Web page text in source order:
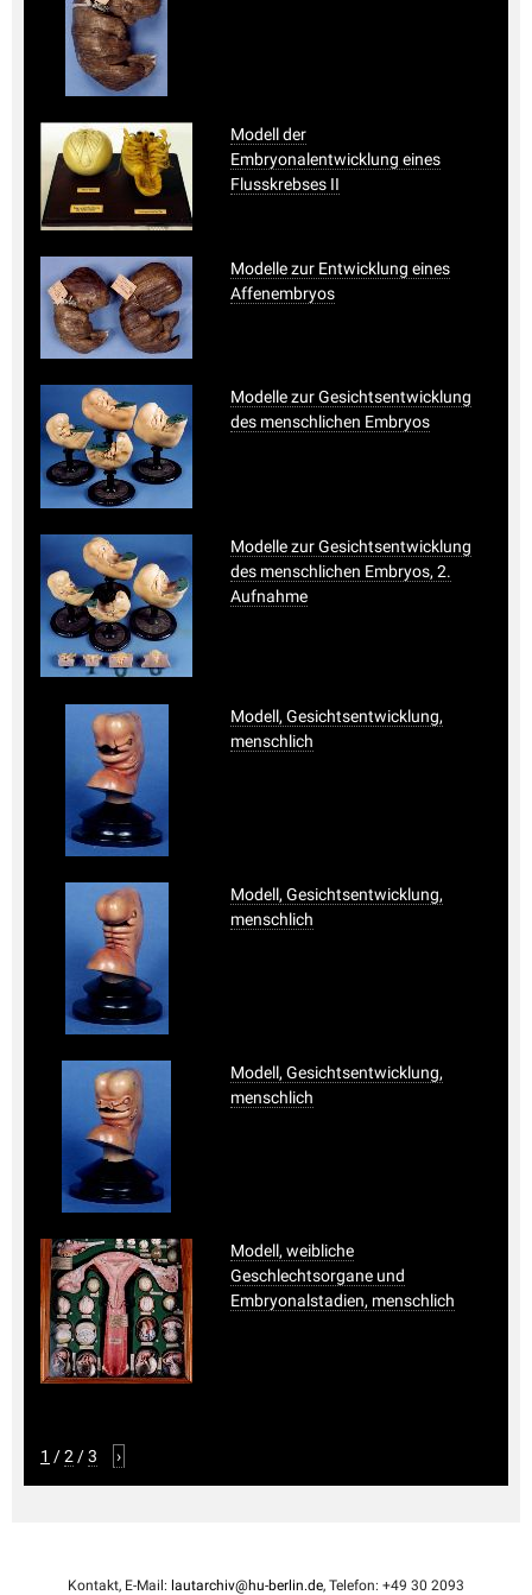
Modell der
Embryonalentwicklung eines
Flusskrebses II
Modelle zur Entwicklung eines
Affenembryos
Modelle zur Gesichtsentwicklung
des menschlichen Embryos
Modelle zur Gesichtsentwicklung
des menschlichen Embryos, 2.
Aufnahme
Modell, Gesichtsentwicklung,
menschlich
Modell, Gesichtsentwicklung,
menschlich
Modell, Gesichtsentwicklung,
menschlich
Modell, weibliche
Geschlechtsorgane und
Embryonalstadien, menschlich
1 /2 /3 ›
Kontakt, E-Mail: lautarchiv@hu-berlin.de, Telefon: +49 30 2093